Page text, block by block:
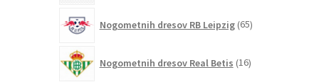
Nogometnih dresov RB Leipzig 65izdelkov
Nogometnih dresov Real Betis 16izdelkov